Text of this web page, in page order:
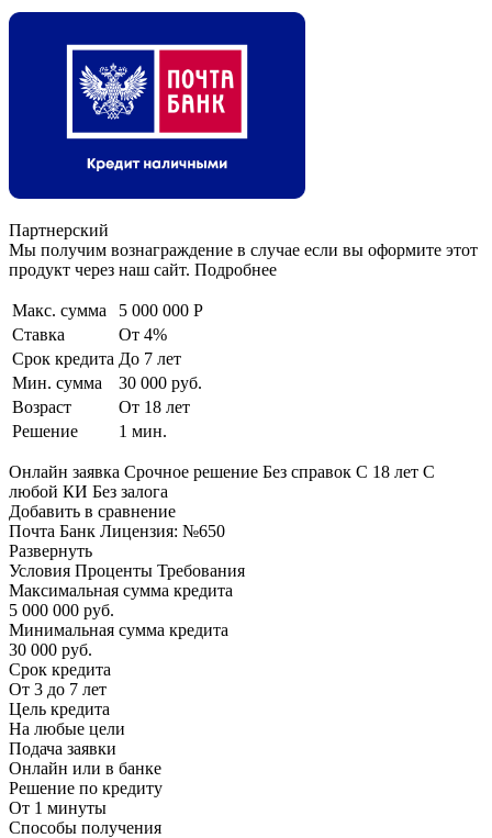
Партнерский
Мы получим вознаграждение в случае если вы оформите этот
продукт через наш сайт. Подробнее
Макс. сумма
5 000 000 Р
Ставка
От 4%
Срок кредита До 7 лет
Мин. сумма
30 000 руб.
Возраст
От 18 лет
Решение
1 мин.
Онлайн заявка Срочное решение Без справок С 18 лет С
любой КИ Без залога
Добавить в сравнение
Почта Банк Лицензия: №650
Развернуть
Условия Проценты Требования
Максимальная сумма кредита
5 000 000 руб.
Минимальная сумма кредита
30 000 руб.
Срок кредита
От 3 до 7 лет
Цель кредита
На любые цели
Подача заявки
Онлайн или в банке
Решение по кредиту
От 1 минуты
Способы получения